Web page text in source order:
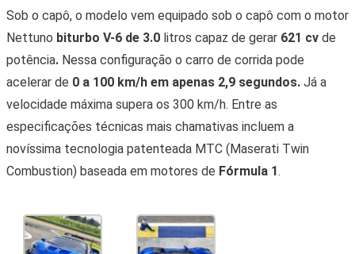
Sob o capô, o modelo vem equipado sob o capô com o motor
Nettuno biturbo V-6 de 3.0litros capaz de gerar 621 cv de
potência.Nessa configuração o carro de corrida pode
acelerar de 0 a 100 km/h em apenas 2,9 segundos.Já a
velocidade máxima supera os 300 km/h. Entre as
especificações técnicas mais chamativas incluem a
novíssima tecnologia patenteada MTC (Maserati Twin
Combustion) baseada em motores de Fórmula 1.